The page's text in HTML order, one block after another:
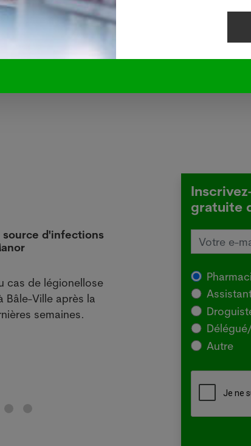
en charge de soins podologiques non pris en
relèvent en premier lieu de la
et non de celle de la Confédération,
source d'infections
cas de légionellose
Bâle-Ville après la
semaines.
pour
chez
gratuite
Autre